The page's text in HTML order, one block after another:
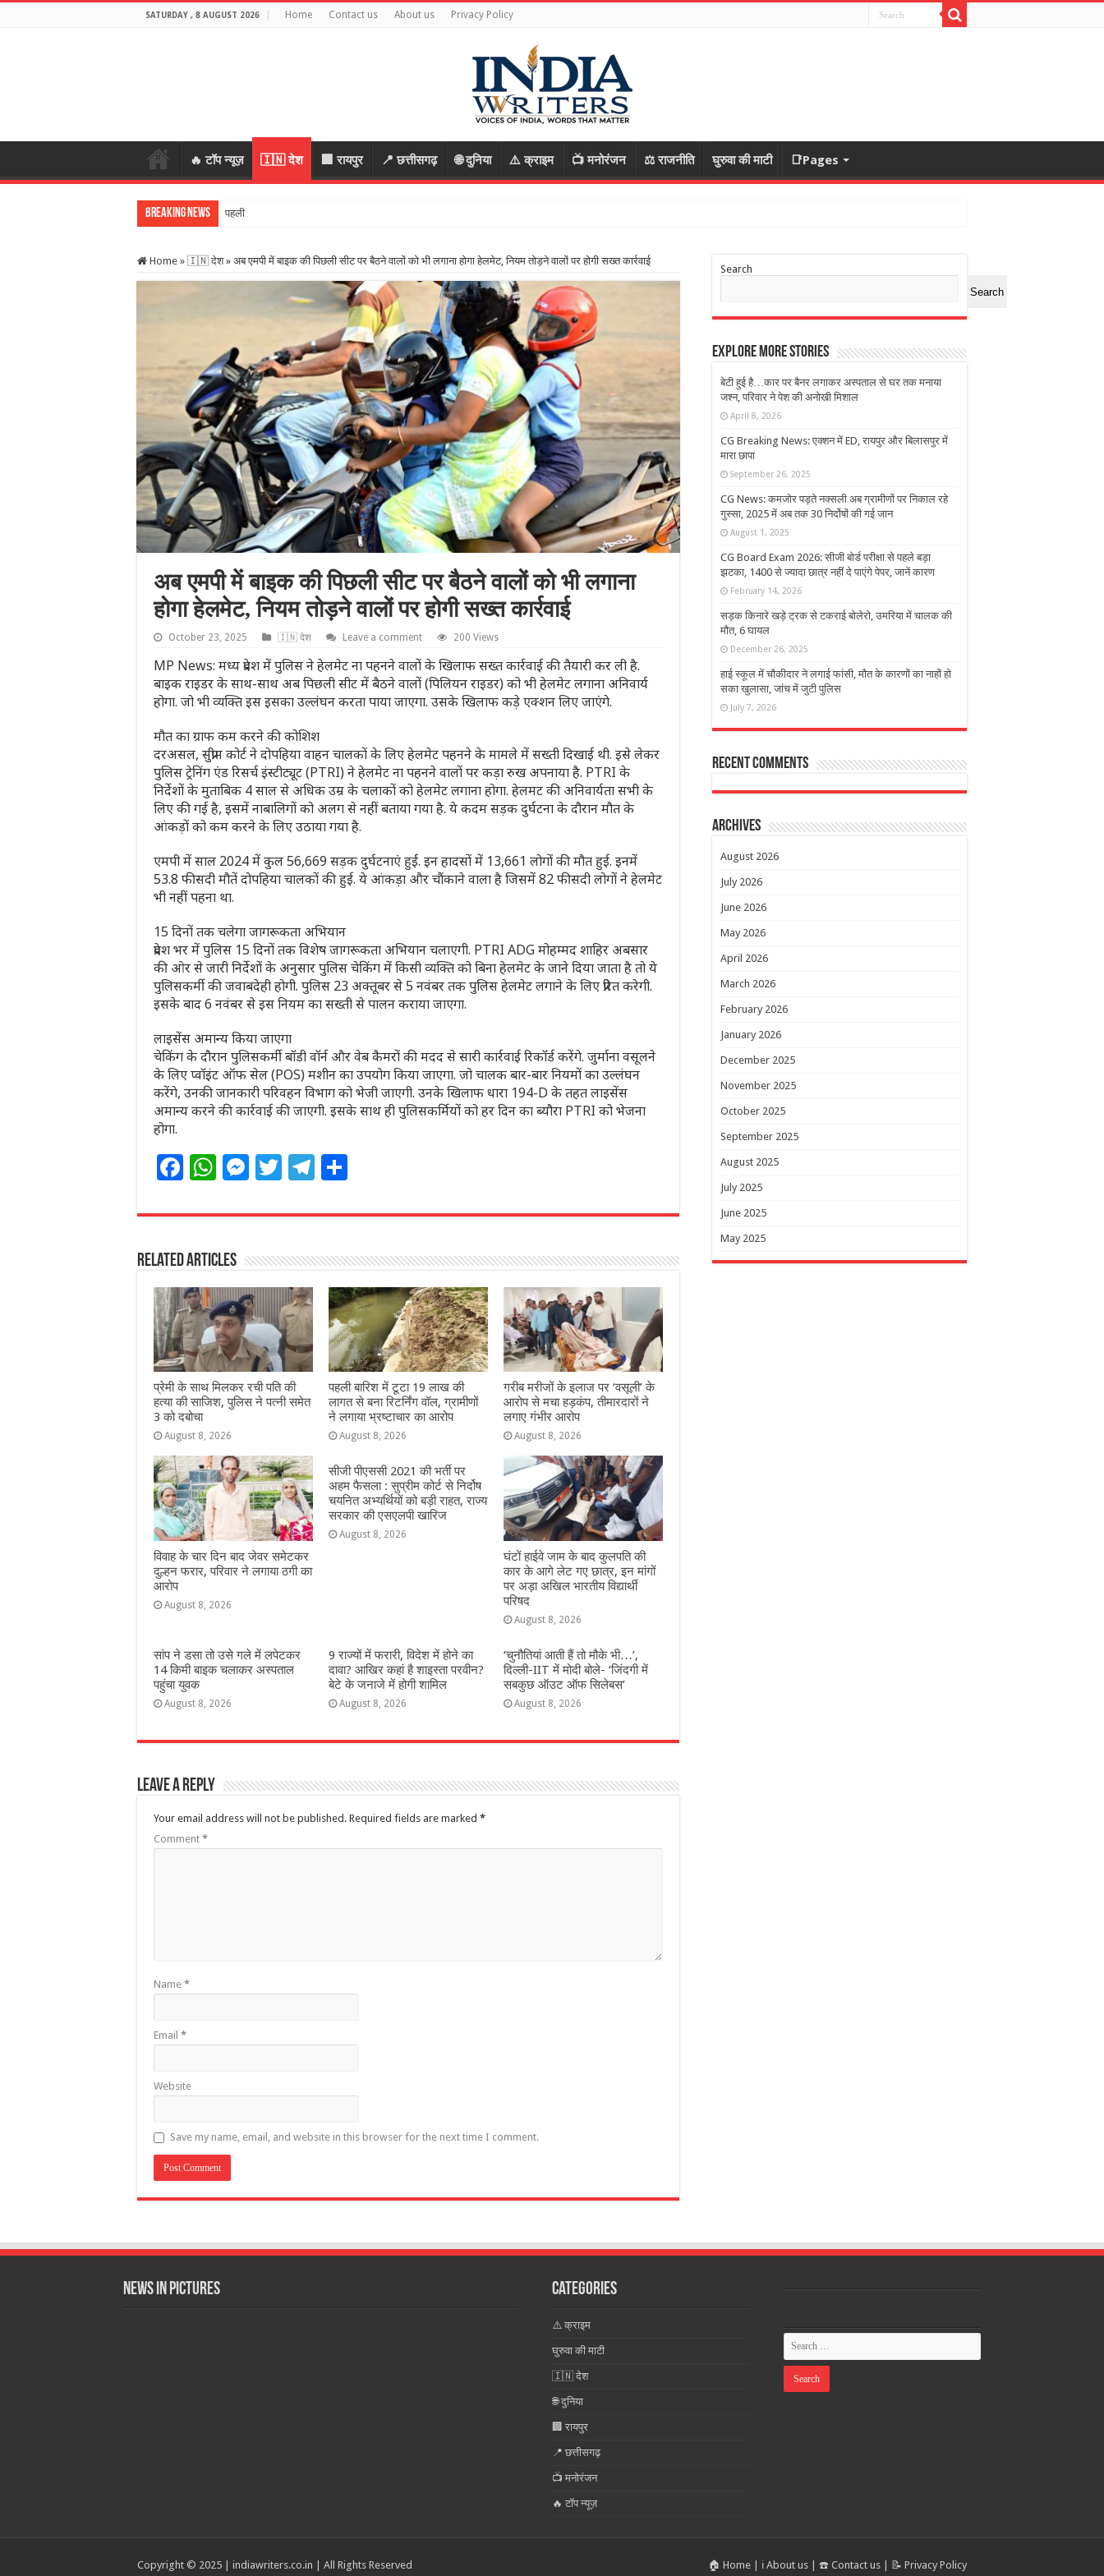
SATURDAY , 8 AUGUST 2026 Home Contact us About us Privacy Policy
🔥 टॉप न्यूज़ 🇮🇳 देश 🏢 रायपुर 📍 छत्तीसगढ़ 🌐 दुनिया ⚠️ क्राइम 📺 मनोरंजन ⚖️ राजनीति घुरुवा की माटी 📑Pages
Breaking News पहली बारिश में टूटा 19 ला
Home » 🇮🇳 देश » अब एमपी में बाइक की पिछली सीट पर बैठने वालों को भी लगाना होगा हेलमेट, नियम तोड़ने वालों पर होगी सख्त कार्रवाई
अब एमपी में बाइक की पिछली सीट पर बैठने वालों को भी लगाना
होगा हेलमेट, नियम तोड़ने वालों पर होगी सख्त कार्रवाई
October 23, 2025 🇮🇳 देश Leave a comment 200 Views
MP News: मध्य प्रदेश में पुलिस ने हेलमेट ना पहनने वालों के खिलाफ सख्त कार्रवाई की तैयारी कर ली है.
बाइक राइडर के साथ-साथ अब पिछली सीट में बैठने वालों (पिलियन राइडर) को भी हेलमेट लगाना अनिवार्य
होगा. जो भी व्यक्ति इस इसका उल्लंघन करता पाया जाएगा. उसके खिलाफ कड़े एक्शन लिए जाएंगे.
मौत का ग्राफ कम करने की कोशिश
दरअसल, सुप्रीम कोर्ट ने दोपहिया वाहन चालकों के लिए हेलमेट पहनने के मामले में सख्ती दिखाई थी. इसे लेकर
पुलिस ट्रेनिंग एंड रिसर्च इंस्टीट्यूट (PTRI) ने हेलमेट ना पहनने वालों पर कड़ा रुख अपनाया है. PTRI के
निर्देशों के मुताबिक 4 साल से अधिक उम्र के चलाकों को हेलमेट लगाना होगा. हेलमट की अनिवार्यता सभी के
लिए की गई है, इसमें नाबालिगों को अलग से नहीं बताया गया है. ये कदम सड़क दुर्घटना के दौरान मौत के
आंकड़ों को कम करने के लिए उठाया गया है.
एमपी में साल 2024 में कुल 56,669 सड़क दुर्घटनाएं हुईं. इन हादसों में 13,661 लोगों की मौत हुई. इनमें
53.8 फीसदी मौतें दोपहिया चालकों की हुई. ये आंकड़ा और चौंकाने वाला है जिसमें 82 फीसदी लोगों ने हेलमेट
भी नहीं पहना था.
15 दिनों तक चलेगा जागरूकता अभियान
प्रदेश भर में पुलिस 15 दिनों तक विशेष जागरूकता अभियान चलाएगी. PTRI ADG मोहम्मद शाहिर अबसार
की ओर से जारी निर्देशों के अनुसार पुलिस चेकिंग में किसी व्यक्ति को बिना हेलमेट के जाने दिया जाता है तो ये
पुलिसकर्मी की जवाबदेही होगी. पुलिस 23 अक्तूबर से 5 नवंबर तक पुलिस हेलमेट लगाने के लिए प्रेरित करेगी.
इसके बाद 6 नवंबर से इस नियम का सख्ती से पालन कराया जाएगा.
लाइसेंस अमान्य किया जाएगा
चेकिंग के दौरान पुलिसकर्मी बॉडी वॉर्न और वेब कैमरों की मदद से सारी कार्रवाई रिकॉर्ड करेंगे. जुर्माना वसूलने
के लिए प्वॉइंट ऑफ सेल (POS) मशीन का उपयोग किया जाएगा. जो चालक बार-बार नियमों का उल्लंघन
करेंगे, उनकी जानकारी परिवहन विभाग को भेजी जाएगी. उनके खिलाफ धारा 194-D के तहत लाइसेंस
अमान्य करने की कार्रवाई की जाएगी. इसके साथ ही पुलिसकर्मियों को हर दिन का ब्यौरा PTRI को भेजना
होगा.
F
c
e
b
o
o
k
W
at
s
A
p
p
M
ss
n
g
e
r
T
itt
r
T
e
ra
m
ar
Related Articles
प्रेमी के साथ मिलकर रची पति की
हत्या की साजिश, पुलिस ने पत्नी समेत
3 को दबोचा
August 8, 2026
पहली बारिश में टूटा 19 लाख की
लागत से बना रिटर्निंग वॉल, ग्रामीणों
ने लगाया भ्रष्टाचार का आरोप
August 8, 2026
गरीब मरीजों के इलाज पर ‘वसूली’ के
आरोप से मचा हड़कंप, तीमारदारों ने
लगाए गंभीर आरोप
August 8, 2026
विवाह के चार दिन बाद जेवर समेटकर
दुल्हन फरार, परिवार ने लगाया ठगी का
आरोप
August 8, 2026
सीजी पीएससी 2021 की भर्ती पर
अहम फैसला : सुप्रीम कोर्ट से निर्दोष
चयनित अभ्यर्थियों को बड़ी राहत, राज्य
सरकार की एसएलपी खारिज
August 8, 2026
घंटों हाईवे जाम के बाद कुलपति की
कार के आगे लेट गए छात्र, इन मांगों
पर अड़ा अखिल भारतीय विद्यार्थी
परिषद
August 8, 2026
सांप ने डसा तो उसे गले में लपेटकर
14 किमी बाइक चलाकर अस्पताल
पहुंचा युवक
August 8, 2026
9 राज्‍यों में फरारी, व‍िदेश में होने का
दावा? आख‍िर कहां है शाइस्‍ता परवीन?
बेटे के जनाजे में होगी शामिल
August 8, 2026
‘चुनौतियां आती हैं तो मौके भी…’,
दिल्ली-IIT में मोदी बोले- ‘जिंदगी में
सबकुछ ऑउट ऑफ सिलेबस’
August 8, 2026
Leave a Reply
Your email address will not be published. Required fields are marked *
Comment *
Name *
Email *
Website
Save my name, email, and website in this browser for the next time I comment.
Search
Search
Explore More Stories
बेटी हुई है…कार पर बैनर लगाकर अस्पताल से घर तक मनाया
जश्न, परिवार ने पेश की अनोखी मिशाल
April 8, 2026
CG Breaking News: एक्शन में ED, रायपुर और बिलासपुर में
मारा छापा
September 26, 2025
CG News: कमजोर पड़ते नक्सली अब ग्रामीणों पर निकाल रहे
गुस्सा, 2025 में अब तक 30 निर्दोषों की गई जान
August 1, 2025
CG Board Exam 2026: सीजी बोर्ड परीक्षा से पहले बड़ा
झटका, 1400 से ज्यादा छात्र नहीं दे पाएंगे पेपर, जानें कारण
February 14, 2026
सड़क किनारे खड़े ट्रक से टकराई बोलेरो, उमरिया में चालक की
मौत, 6 घायल
December 26, 2025
हाई स्कूल में चौकीदार ने लगाई फांसी, मौत के कारणों का नाहों हो
सका खुलासा, जांच में जुटी पुलिस
July 7, 2026
Recent Comments
Archives
August 2026
July 2026
June 2026
May 2026
April 2026
March 2026
February 2026
January 2026
December 2025
November 2025
October 2025
September 2025
August 2025
July 2025
June 2025
May 2025
News in Pictures Categories
⚠️ क्राइम
घुरुवा की माटी
🇮🇳 देश
🌐 दुनिया
🏢 रायपुर
📍 छत्तीसगढ़
📺 मनोरंजन
🔥 टॉप न्यूज़
🏠 Home ℹ️ About us ☎️ Contact us 📝 Privacy Policy
Copyright © 2025 | indiawriters.co.in | All Rights Reserved